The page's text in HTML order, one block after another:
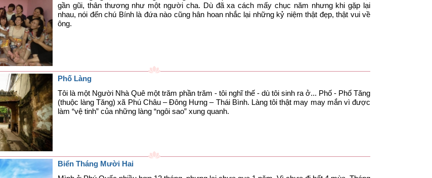
gần gũi, thân thương như một người cha. Dù đã xa cách mấy chục năm nhưng khi gặp lại
nhau, nói đến chú Bính là đứa nào cũng hân hoan nhắc lại những kỷ niệm thật đẹp, thật vui về
ông.
Phố Làng
Tôi là một Người Nhà Quê một trăm phần trăm - tôi nghĩ thế - dù tôi sinh ra ở... Phố - Phố Tăng
(thuộc làng Tăng) xã Phú Châu – Đông Hưng – Thái Bình. Làng tôi thật may may mắn vì được
làm “vệ tinh” của những làng “ngôi sao” xung quanh.
Biển Tháng Mười Hai